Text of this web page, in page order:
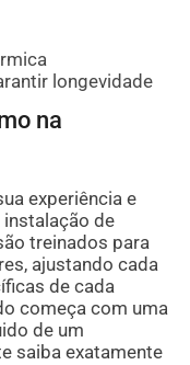
longevidade
na
experiência e
de
treinados para
ajustando cada
de cada
começa com uma
de um
saiba exatamente